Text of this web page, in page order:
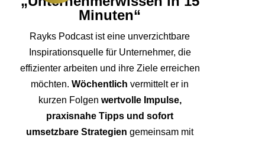
Minuten“
Rayks Podcast ist eine unverzichtbare
Inspirationsquelle für Unternehmer, die
effizienter arbeiten und ihre Ziele erreichen
möchten.Wöchentlich vermittelt er in
kurzen Folgen wertvolle Impulse,
praxisnahe Tipps und sofort
umsetzbare Strategien gemeinsam mit